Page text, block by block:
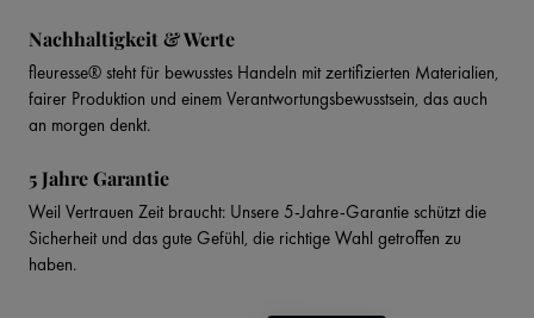
Nachhaltigkeit & Werte
fleuresse® steht für bewusstes Handeln mit zertifizierten Materialien,
fairer Produktion und einem Verantwortungsbewusstsein, das auch
an morgen denkt.
5 Jahre Garantie
Weil Vertrauen Zeit braucht: Unsere 5-Jahre-Garantie schützt die
Sicherheit und das gute Gefühl, die richtige Wahl getroffen zu
haben.